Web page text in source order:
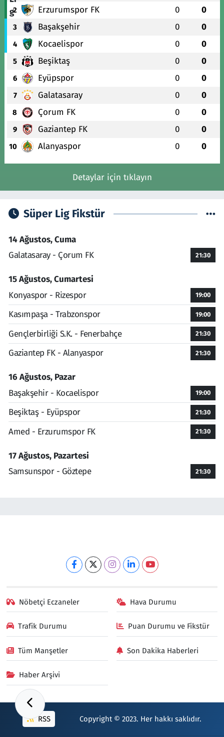
2 Erzurumspor FK 0 0
3 Başakşehir 0 0
4 Kocaelispor 0 0
5 Beşiktaş 0 0
6 Eyüpspor 0 0
7 Galatasaray 0 0
8 Çorum FK 0 0
9 Gaziantep FK 0 0
10 Alanyaspor 0 0
Detaylar için tıklayın
Süper Lig Fikstür
14 Ağustos, Cuma
Galatasaray - Çorum FK
21:30
15 Ağustos, Cumartesi
Konyaspor - Rizespor
19:00
Kasımpaşa - Trabzonspor 19:00
Gençlerbirliği S.K. - Fenerbahçe 21:30
Gaziantep FK - Alanyaspor 21:30
16 Ağustos, Pazar
Başakşehir - Kocaelispor
19:00
Beşiktaş - Eyüpspor 21:30
Amed - Erzurumspor FK 21:30
17 Ağustos, Pazartesi
Samsunspor - Göztepe
21:30
Nöbetçi Eczaneler Hava Durumu
Trafik Durumu Puan Durumu ve Fikstür
Tüm Manşetler Son Dakika Haberleri
Haber Arşivi
RSS Copyright © 2023. Her hakkı saklıdır.